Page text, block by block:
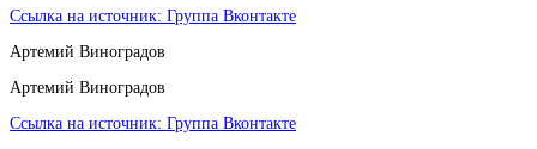
Ссылка на источник: Группа Вконтакте
Артемий Виноградов
Артемий Виноградов
Ссылка на источник: Группа Вконтакте